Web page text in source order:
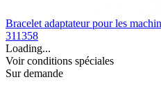
Bracelet adaptateur pour les
311358
Loading...
Voir conditions spéciales
Sur demande